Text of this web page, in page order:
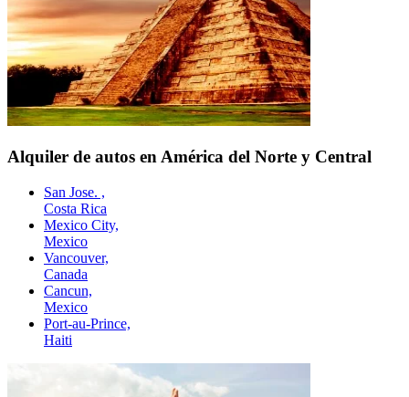
Alquiler de autos en América del Norte y Central
San Jose. ,
Costa Rica
Mexico City,
Mexico
Vancouver,
Canada
Cancun,
Mexico
Port-au-Prince,
Haiti